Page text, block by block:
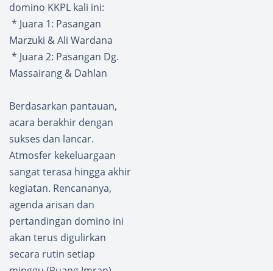
domino KKPL kali ini:
* Juara 1: Pasangan
Marzuki & Ali Wardana
* Juara 2: Pasangan Dg.
Massairang & Dahlan
Berdasarkan pantauan,
acara berakhir dengan
sukses dan lancar.
Atmosfer kekeluargaan
sangat terasa hingga akhir
kegiatan. Rencananya,
agenda arisan dan
pertandingan domino ini
akan terus digulirkan
secara rutin setiap